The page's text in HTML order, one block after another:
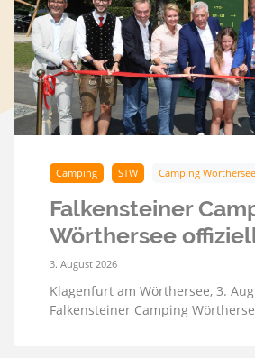
Camping STW Camping Wörthersee
Falkensteiner
Wörthersee
3. August 2026
Klagenfurt am Wörthersee, 3.
Falkensteiner Camping